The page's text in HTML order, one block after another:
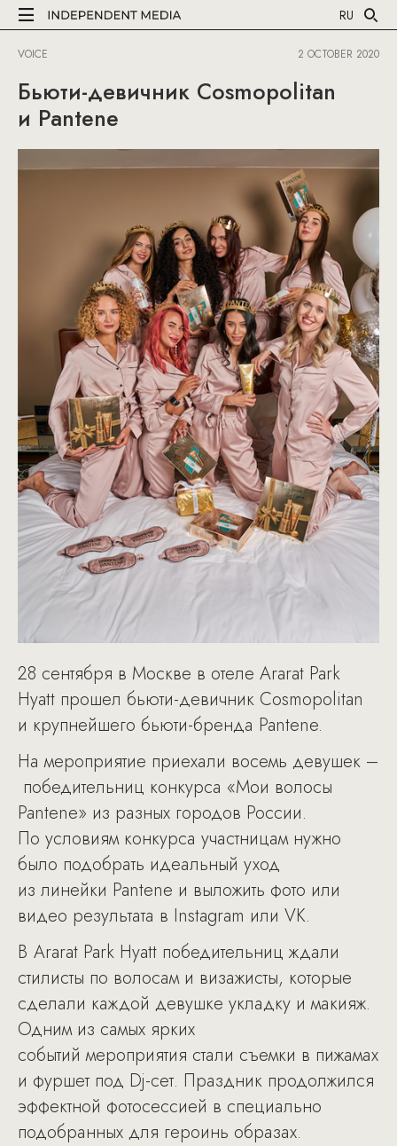
RU
VOICE 2 OCTOBER 2020
Бьюти-девичник Cosmopolitan
и Pantene
28 сентября в Москве в отеле Ararat Park
Hyatt прошел бьюти-девичник Cosmopolitan
и крупнейшего бьюти-бренда Pantene.
На мероприятие приехали восемь девушек –
победительниц конкурса «Мои волосы
Pantene» из разных городов России.
По условиям конкурса участницам нужно
было подобрать идеальный уход
из линейки Pantene и выложить фото или
видео результата в Instagram или VK.
В Ararat Park Hyatt победительниц ждали
стилисты по волосам и визажисты, которые
сделали каждой девушке укладку и макияж.
Одним из самых ярких
событий мероприятия стали съемки в пижамах
и фуршет под Dj-сет. Праздник продолжился
эффектной фотосессией в специально
подобранных для героинь образах.